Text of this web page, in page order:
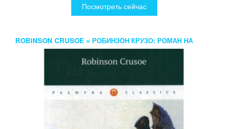
Посмотреть сейчас
ROBINSON CRUSOE = РОБИНЗОН КРУЗО: РОМАН НА
АНГЛ.ЯЗ. ДЕФО Д.